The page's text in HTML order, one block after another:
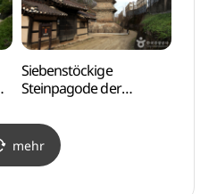
Siebenstöckige
Steinpagode der
Beopheungsa (안동
법흥사지 칠층전탑)
mehr